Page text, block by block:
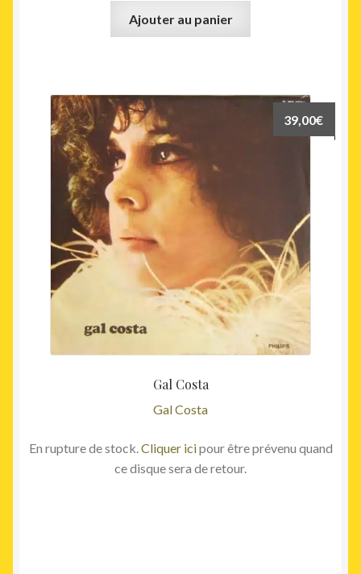
Ajouter au panier
Gal Costa
Gal Costa
39,00€
En rupture de stock. Cliquer icipour être prévenu quand
ce disque sera de retour.